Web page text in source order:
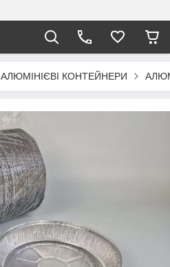
АЛЮМІНІЄВІ КОНТЕЙНЕРИ